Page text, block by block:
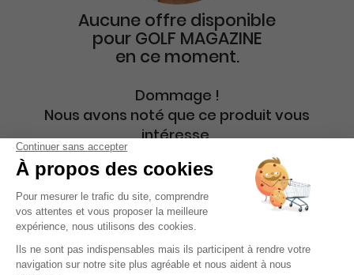
Aucune offre disponible
pour GOLF MAGAZINE
en ce moment.
Dommage !
Nous avons noté que ce produit vous
intéresse.
Consultez sur cette page nos suggestions
de titres proches.
Présentation du magazine Golf Magazine